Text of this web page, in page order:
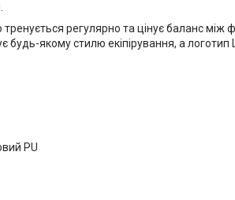
регулярно та цінує баланс між
якому стилю екіпірування, а логотип
PU